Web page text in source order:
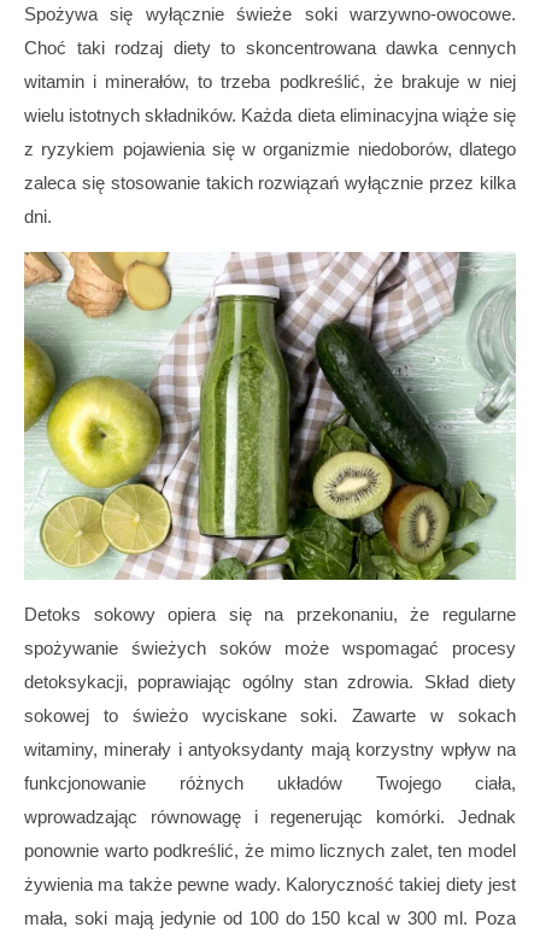
Spożywa się wyłącznie świeże soki warzywno-owocowe.
Choć taki rodzaj diety to skoncentrowana dawka cennych
witamin i minerałów, to trzeba podkreślić, że brakuje w niej
wielu istotnych składników. Każda dieta eliminacyjna wiąże się
z ryzykiem pojawienia się w organizmie niedoborów, dlatego
zaleca się stosowanie takich rozwiązań wyłącznie przez kilka
dni.
Detoks sokowyopiera się na przekonaniu, że regularne
spożywanie świeżych soków może wspomagać procesy
detoksykacji, poprawiając ogólny stan zdrowia. Skład diety
sokowej to świeżo wyciskane soki. Zawarte w sokach
witaminy, minerały i antyoksydanty mają korzystny wpływ na
funkcjonowanie różnych układów Twojego ciała,
wprowadzając równowagę i regenerując komórki. Jednak
ponownie warto podkreślić, że mimo licznych zalet, ten model
żywienia ma także pewne wady. Kaloryczność takiej diety jest
mała, soki mają jedynie od 100 do 150 kcal w 300 ml. Poza